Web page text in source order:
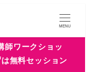
MENU
師ワークショッ
無料セッション